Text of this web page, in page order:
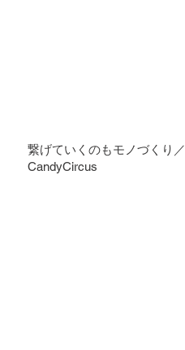
繋げていくのもモノづくり／
CandyCircus